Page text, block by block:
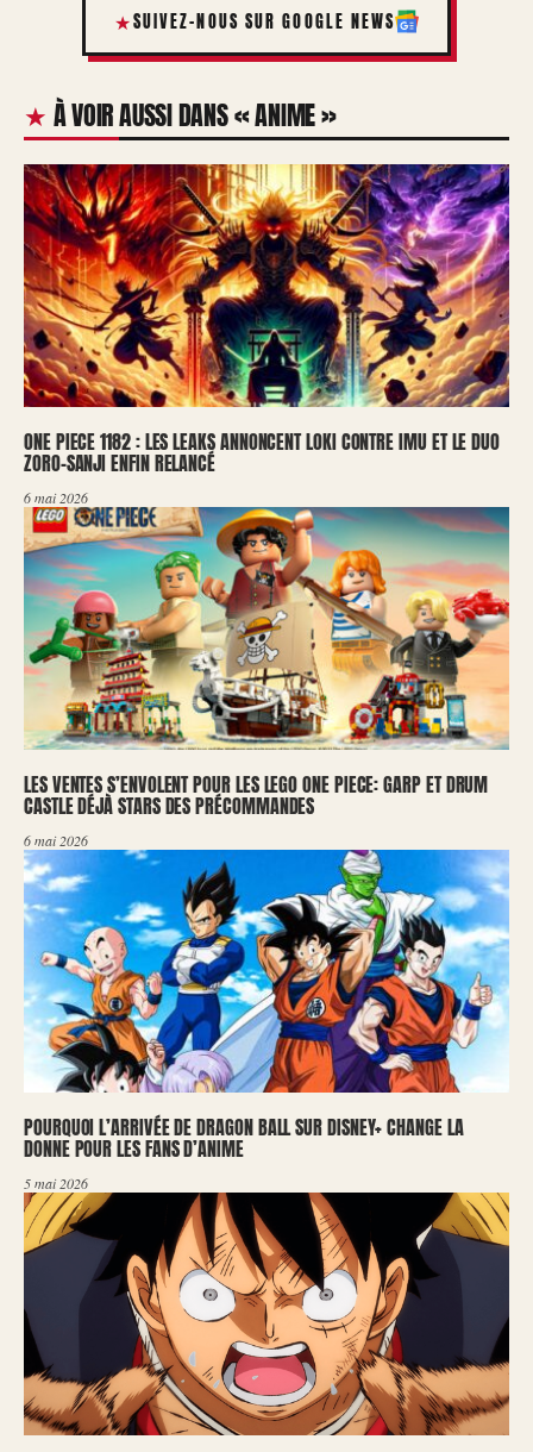
SUIVEZ-NOUS SUR GOOGLE NEWS
À VOIR AUSSI DANS « ANIME »
ONE PIECE 1182 : LES LEAKS ANNONCENT LOKI CONTRE IMU ET LE DUO
ZORO-SANJI ENFIN RELANCÉ
6 mai 2026
LES VENTES S’ENVOLENT POUR LES LEGO ONE PIECE: GARP ET DRUM
CASTLE DÉJÀ STARS DES PRÉCOMMANDES
6 mai 2026
POURQUOI L’ARRIVÉE DE DRAGON BALL SUR DISNEY+ CHANGE LA
DONNE POUR LES FANS D’ANIME
5 mai 2026